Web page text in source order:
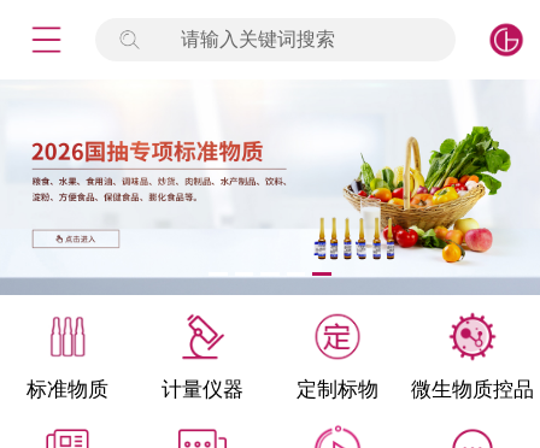
请输入关键词搜索
标准物质 计量仪器 定制标物 微生物质控品
标准物质
产品专项
微生物检测/质控品
定制标物